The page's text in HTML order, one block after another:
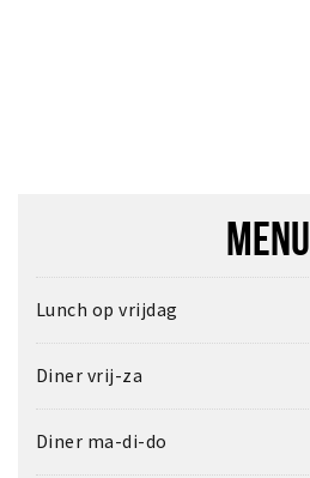
MENU
Lunch op vrijdag
Diner vrij-za
Diner ma-di-do